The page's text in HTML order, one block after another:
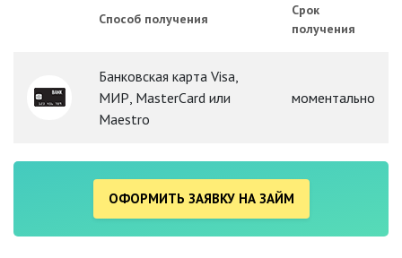
Способ получения
Срок
получения
Банковская карта Visa,
МИР, MasterCard или
Maestro
моментально
ОФОРМИТЬ ЗАЯВКУ НА ЗАЙМ